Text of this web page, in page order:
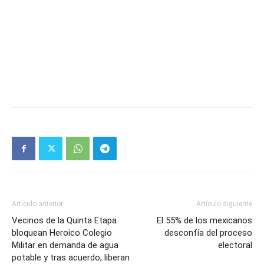
Artículo anterior
Vecinos de la Quinta Etapa
bloquean Heroico Colegio
Militar en demanda de agua
potable y tras acuerdo, liberan
Artículo siguiente
El 55% de los mexicanos
desconfía del proceso
electoral